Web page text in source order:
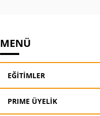
MENÜ
EĞİTİMLER
PRIME ÜYELİK